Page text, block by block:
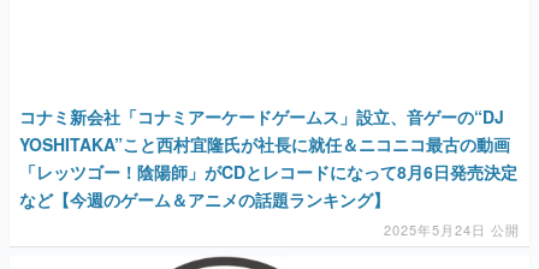
コナミ新会社「コナミアーケードゲームス」設立、音ゲーの“DJ
YOSHITAKA”こと西村宜隆氏が社長に就任＆ニコニコ最古の動画
「レッツゴー！陰陽師」がCDとレコードになって8月6日発売決定
など【今週のゲーム＆アニメの話題ランキング】
2025年5月24日 公開